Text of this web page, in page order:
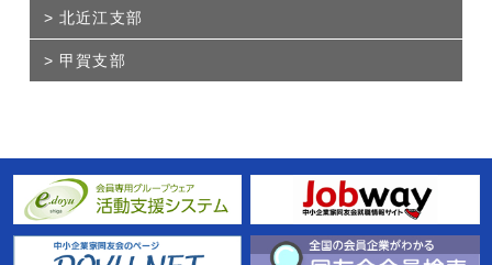
北近江支部
甲賀支部